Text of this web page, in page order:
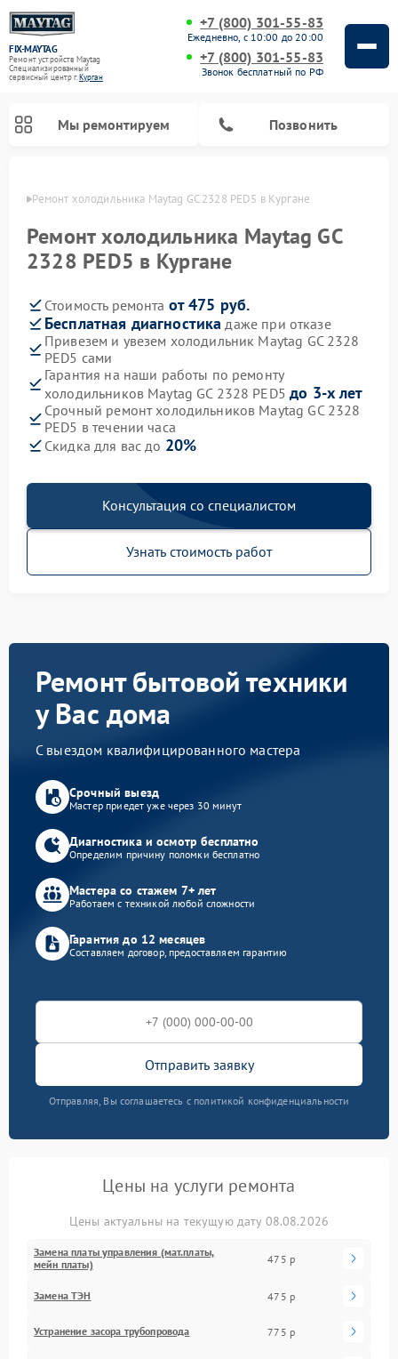
FIX-MAYTAG
Ремонт устройств Maytag
Специализированный
cервисный центр г.Курган
+7 (800) 301-55-83
Ежедневно, с 10:00 до 20:00
+7 (800) 301-55-83
Звонок бесплатный по РФ
Мы ремонтируем Позвонить
Ремонт холодильника Maytag GC 2328 PED5 в Кургане
Ремонт холодильника Maytag GC
2328 PED5 в Кургане
Стоимость ремонта от 475 руб.
Бесплатная диагностика даже при отказе
Привезем и увезем холодильник Maytag GC 2328
PED5 сами
Гарантия на наши работы по ремонту
холодильников Maytag GC 2328 PED5до 3-х лет
Срочный ремонт холодильников Maytag GC 2328
PED5 в течении часа
Скидка для вас до 20%
Консультация со специалистом
Узнать стоимость работ
Ремонт бытовой техники
у Вас дома
С выездом квалифицированного мастера
Срочный выезд
Мастер приедет уже через 30 минут
Диагностика и осмотр бесплатно
Определим причину поломки бесплатно
Мастера со стажем 7+ лет
Работаем с техникой любой сложности
Гарантия до 12 месяцев
Составляем договор, предоставляем гарантию
Отправить заявку
Отправляя, Вы соглашаетесь с политикой конфиденциальности
Цены на услуги ремонта
Цены актуальны на текущую дату 08.08.2026
Замена платы управления (мат.платы,
мейн платы)
475 р
Замена ТЭН 475 р
Устранение засора трубопровода 775 р